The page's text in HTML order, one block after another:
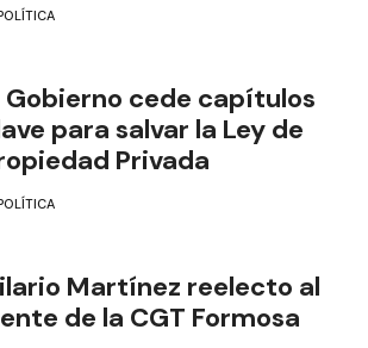
Gobierno cede capítulos
para salvar la Ley de
Privada
Martínez reelecto al
de la CGT Formosa